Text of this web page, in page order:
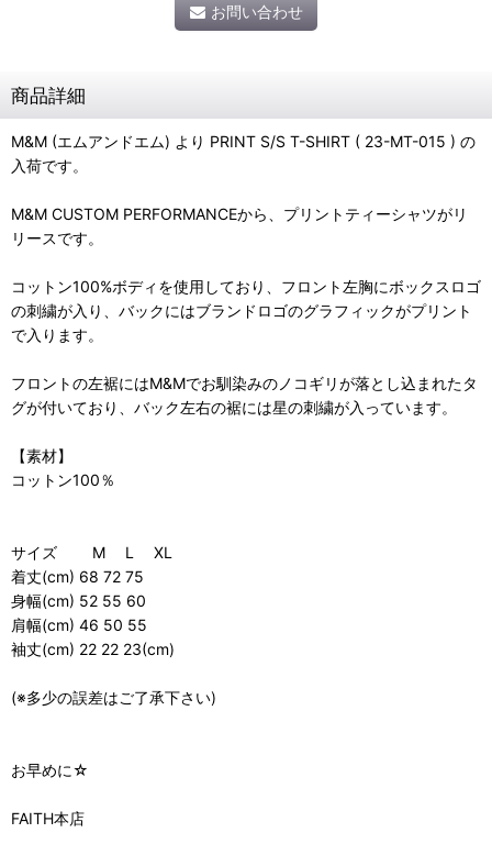
お問い合わせ
商品詳細
M&M (エムアンドエム) より PRINT S/S T-SHIRT ( 23-MT-015 ) の
入荷です。
M&M CUSTOM PERFORMANCEから、プリントティーシャツがリ
リースです。
コットン100%ボディを使用しており、フロント左胸にボックスロゴ
の刺繍が入り、バックにはブランドロゴのグラフィックがプリント
で入ります。
フロントの左裾にはM&Mでお馴染みのノコギリが落とし込まれたタ
グが付いており、バック左右の裾には星の刺繍が入っています。
【素材】
コットン100％
サイズ M L XL
着丈(cm) 68 72 75
身幅(cm) 52 55 60
肩幅(cm) 46 50 55
袖丈(cm) 22 22 23(cm)
(※多少の誤差はご了承下さい)
お早めに☆
FAITH本店